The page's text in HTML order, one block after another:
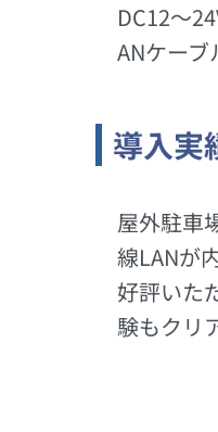
DC12～
ANケーブ
導入実
屋外駐車
線LANが
好評いた
験もクリ